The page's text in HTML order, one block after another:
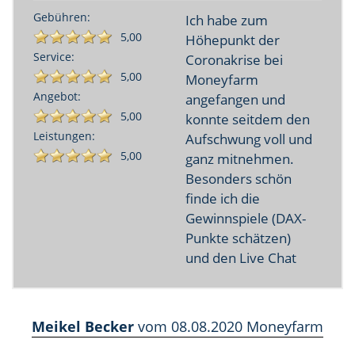
Gebühren:
5,00
Service:
5,00
Angebot:
5,00
Leistungen:
5,00
Ich habe zum
Höhepunkt der
Coronakrise bei
Moneyfarm
angefangen und
konnte seitdem den
Aufschwung voll und
ganz mitnehmen.
Besonders schön
finde ich die
Gewinnspiele (DAX-
Punkte schätzen)
und den Live Chat
Meikel Becker vom 08.08.2020 Moneyfarm